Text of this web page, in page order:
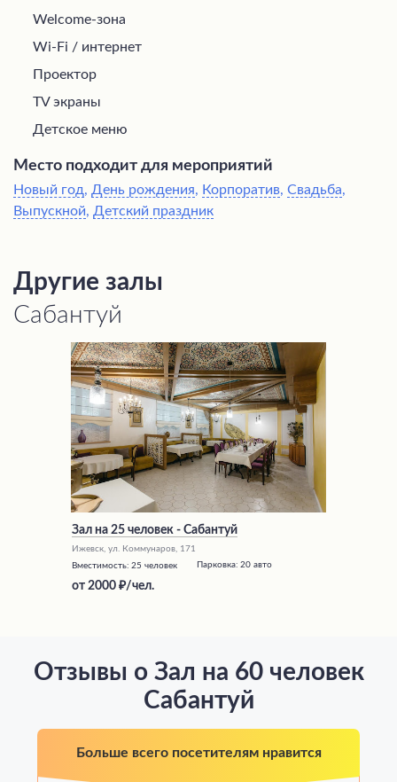
Welcome-зона
Wi-Fi / интернет
Проектор
TV экраны
Детское меню
Место подходит для мероприятий
Новый год, День рождения, Корпоратив, Свадьба,
Выпускной, Детский праздник
Другие залы
Сабантуй
Зал на 25 человек - Сабантуй
Ижевск, ул. Коммунаров, 171
Вместимость: 25 человек Парковка: 20 авто
от 2000 /чел.
Отзывы о Зал на 60 человек
Сабантуй
Больше всего посетителям нравится